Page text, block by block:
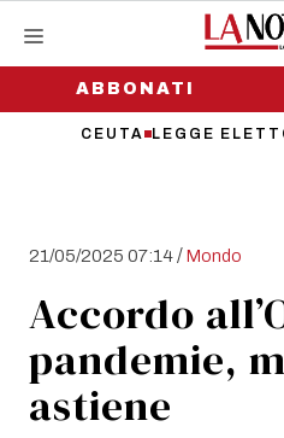
contenutoABBONATI
CEUTA LEGGE
21/05/2025 07:14/Mondo
Accordo
pandemie,
astiene